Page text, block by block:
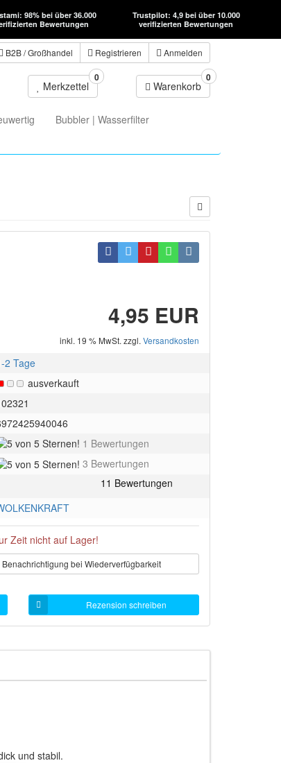
98% bei über 36.000
Bewertungen
Trustpilot: 4,9 bei über 10.000
verifizierten Bewertungen
B2B/ Großhandel Registrieren Anmelden
Merkzettel
0 0
Warenkorb
Bubbler | Wasserfilter
4,95 EUR
inkl. 19 % MwSt. zzgl. Versandkosten
2 Tage
ausverkauft
5
5
Sternen!
1 Bewertungen
53 Bewertungen
Zeit nicht auf Lager!
Benachrichtigung bei Wiederverfügbarkeit
Rezension schreiben
und stabil.